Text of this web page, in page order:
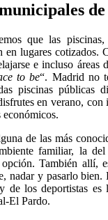
que las
en lugares cotizados.
e incluso áreas
to be“. Madrid no
piscinas públicas
en verano, con
de las más
familiar, la del
También allí,
nadar y pasarlo
de los deportistas
El Pardo.